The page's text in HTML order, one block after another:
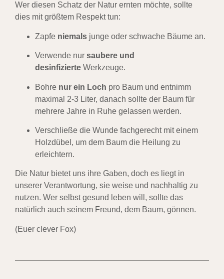
Wer diesen Schatz der Natur ernten möchte, sollte
dies mit größtem Respekt tun:
Zapfe niemals junge oder schwache Bäume an.
Verwende nur saubere und
desinfizierte Werkzeuge.
Bohre nur ein Loch pro Baum und entnimm
maximal 2-3 Liter, danach sollte der Baum für
mehrere Jahre in Ruhe gelassen werden.
Verschließe die Wunde fachgerecht mit einem
Holzdübel, um dem Baum die Heilung zu
erleichtern.
Die Natur bietet uns ihre Gaben, doch es liegt in
unserer Verantwortung, sie weise und nachhaltig zu
nutzen. Wer selbst gesund leben will, sollte das
natürlich auch seinem Freund, dem Baum, gönnen.
(Euer clever Fox)